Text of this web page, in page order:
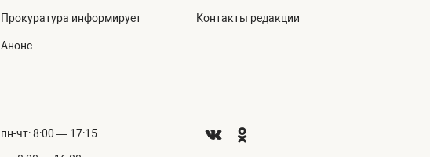
Прокуратура информирует
Анонс
Контакты редакции
пн-чт: 8:00 — 17:15